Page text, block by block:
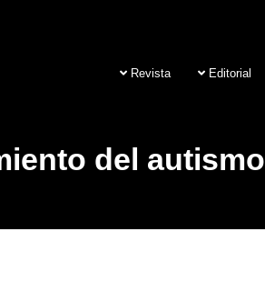
Revista Editorial
del autismo